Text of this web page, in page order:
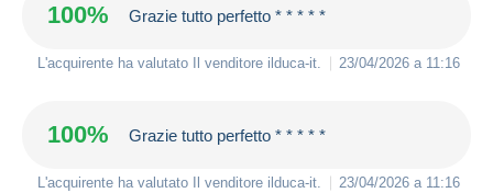
100% Grazie tutto perfetto * * * * *
L'acquirente ha valutato Il venditore ilduca-it. 23/04/2026 a 11:16
100% Grazie tutto perfetto * * * * *
L'acquirente ha valutato Il venditore ilduca-it. 23/04/2026 a 11:16